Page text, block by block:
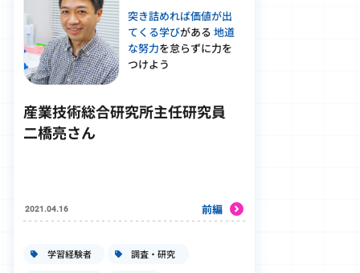
突き詰めれば価値が出
てくる学びがある 地道
な努力を怠らずに力を
つけよう
産業技術総合研究所主任研究員
二橋亮さん
2021.04.16 前編
学習経験者 調査・研究